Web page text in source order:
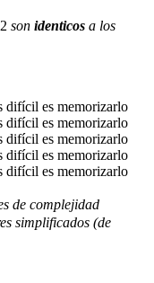
son identicos a los
de complejidad
simplificados (de